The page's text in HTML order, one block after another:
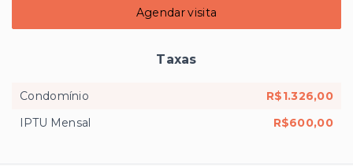
Agendar visita
Taxas
Condomínio
R$1.326,00
IPTU Mensal
R$600,00